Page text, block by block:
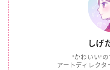
しげ
"かわいい"
アートディレク